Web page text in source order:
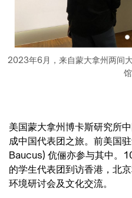
2023年6月，来自蒙大拿州两间
馆
美国蒙大拿州博卡斯研究所
成中国代表团之旅。前美国
Baucus) 伉俪亦参与其中。
的学生代表团到访香港，北
环境研讨会及文化交流。